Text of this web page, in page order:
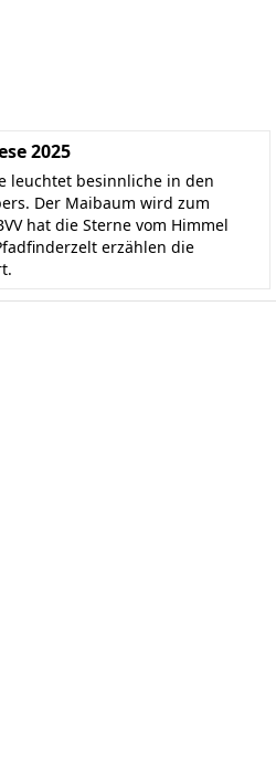
2025
leuchtet besinnliche in den
Der Maibaum wird zum
hat die Sterne vom Himmel
erzählen die